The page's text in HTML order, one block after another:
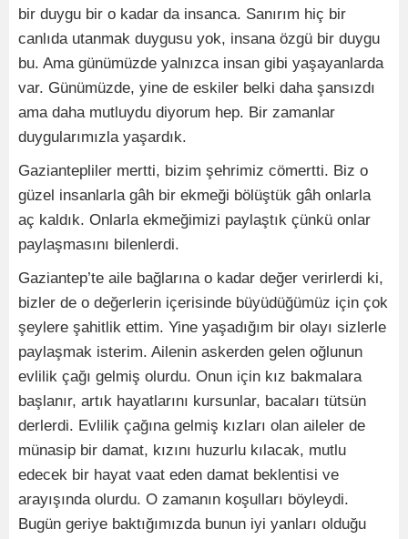
bir duygu bir o kadar da insanca. Sanırım hiç bir
canlıda utanmak duygusu yok, insana özgü bir duygu
bu. Ama günümüzde yalnızca insan gibi yaşayanlarda
var. Günümüzde, yine de eskiler belki daha şansızdı
ama daha mutluydu diyorum hep. Bir zamanlar
duygularımızla yaşardık.
Gaziantepliler mertti, bizim şehrimiz cömertti. Biz o
güzel insanlarla gâh bir ekmeği bölüştük gâh onlarla
aç kaldık. Onlarla ekmeğimizi paylaştık çünkü onlar
paylaşmasını bilenlerdi.
Gaziantep’te aile bağlarına o kadar değer verirlerdi ki,
bizler de o değerlerin içerisinde büyüdüğümüz için çok
şeylere şahitlik ettim. Yine yaşadığım bir olayı sizlerle
paylaşmak isterim. Ailenin askerden gelen oğlunun
evlilik çağı gelmiş olurdu. Onun için kız bakmalara
başlanır, artık hayatlarını kursunlar, bacaları tütsün
derlerdi. Evlilik çağına gelmiş kızları olan aileler de
münasip bir damat, kızını huzurlu kılacak, mutlu
edecek bir hayat vaat eden damat beklentisi ve
arayışında olurdu. O zamanın koşulları böyleydi.
Bugün geriye baktığımızda bunun iyi yanları olduğu